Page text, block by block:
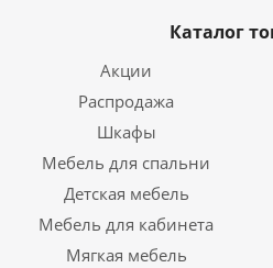
Каталог
Акции
Распродажа
Шкафы
Мебель для спальни
Детская мебель
Мебель для кабинета
Мягкая мебель